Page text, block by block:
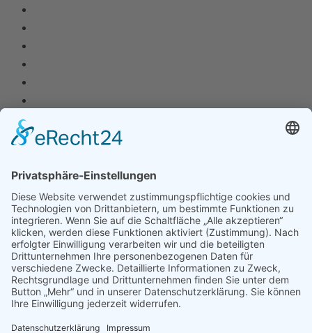
Anschrift
Oberschule Thedinghausen
Jahnstraße 9
27321 Thedinghausen
Kontaktdaten
Telefon: 0 42 04 - 91 46 0